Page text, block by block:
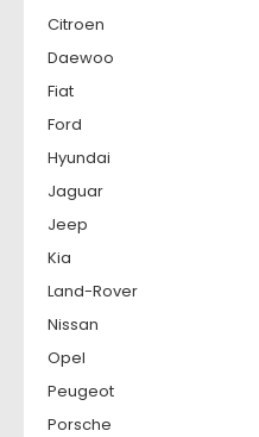
Citroen
Daewoo
Fiat
Ford
Hyundai
Jaguar
Jeep
Kia
Land-Rover
Nissan
Opel
Peugeot
Porsche